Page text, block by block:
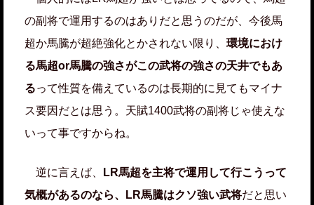
の副将で運用するのはありだと思うのだが、今後馬
超か馬騰が超絶強化とかされない限り、 環境におけ
る馬超or馬騰の強さがこの武将の強さの天井でもあ
るって性質を備えているのは長期的に見てもマイナ
ス要因だとは思う。天賦1400武将の副将じゃ使えな
いって事ですからね。
逆に言えば、
LR馬超を主将で運用して行こうって
気概があるのなら、LR馬騰はクソ強い武将だと思い